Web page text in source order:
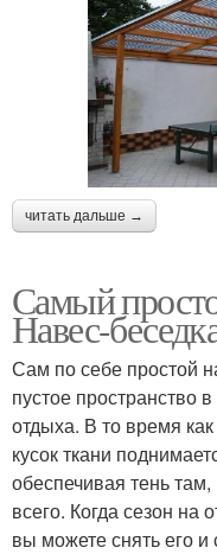
читать дальше →
Самый
Навес-
Сам по себе простой
пустое пространство
отдыха. В то время
кусок ткани
обеспечивая тень
всего. Когда сезон на
вы можете снять его и